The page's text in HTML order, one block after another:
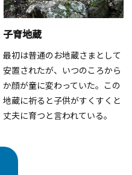
子育地蔵
最初は普通のお地蔵さまとして
安置されたが、いつのころから
か顔が童に変わっていた。この
地蔵に祈ると子供がすくすくと
丈夫に育つと言われている。